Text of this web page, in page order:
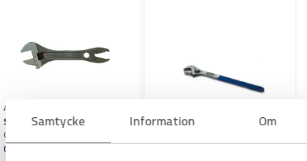
Samtycke Information Om
Art.nr 2300131
Skiftnyckel Bahco 31
Gripvidd 32 mm. L=209 mm
Art.nr 2300287